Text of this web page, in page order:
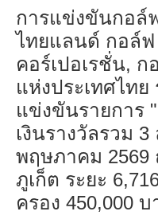
การแข่งขันกอล์
ไทยแลนด์ กอล์
คอร์เปอเรชั่น, ก
แห่งประเทศไท
แข่งขันรายการ
เงินรางวัลรวม 3
พฤษภาคม 2569
ภูเก็ต ระยะ
ครอง 450,000 บ